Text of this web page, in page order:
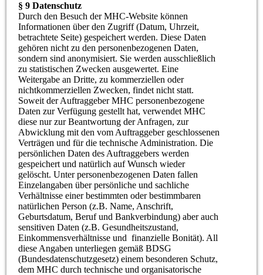
§ 9 Datenschutz
Durch den Besuch der MHC-Website können
Informationen über den Zugriff (Datum, Uhrzeit,
betrachtete Seite) gespeichert werden. Diese Daten
gehören nicht zu den personenbezogenen Daten,
sondern sind anonymisiert. Sie werden ausschließlich
zu statistischen Zwecken ausgewertet. Eine
Weitergabe an Dritte, zu kommerziellen oder
nichtkommerziellen Zwecken, findet nicht statt.
Soweit der Auftraggeber MHC personenbezogene
Daten zur Verfügung gestellt hat, verwendet MHC
diese nur zur Beantwortung der Anfragen, zur
Abwicklung mit den vom Auftraggeber geschlossenen
Verträgen und für die technische Administration. Die
persönlichen Daten des Auftraggebers werden
gespeichert und natürlich auf Wunsch wieder
gelöscht. Unter personenbezogenen Daten fallen
Einzelangaben über persönliche und sachliche
Verhältnisse einer bestimmten oder bestimmbaren
natürlichen Person (z.B. Name, Anschrift,
Geburtsdatum, Beruf und Bankverbindung) aber auch
sensitiven Daten (z.B. Gesundheitszustand,
Einkommensverhältnisse und finanzielle Bonität). All
diese Angaben unterliegen gemäß BDSG
(Bundesdatenschutzgesetz) einem besonderen Schutz,
dem MHC durch technische und organisatorische